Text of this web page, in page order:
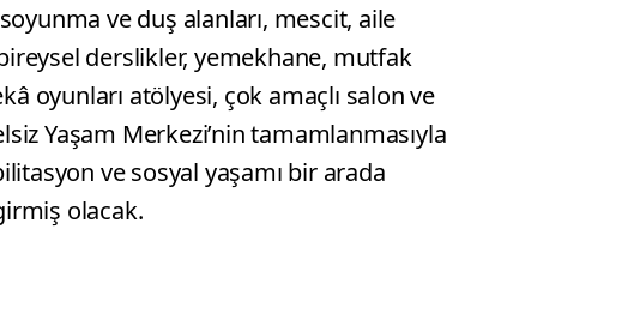
ve duş alanları, mescit, aile
derslikler, yemekhane, mutfak
oyunları atölyesi, çok amaçlı salon ve
Yaşam Merkezi’nin tamamlanmasıyla
ve sosyal yaşamı bir arada
olacak.